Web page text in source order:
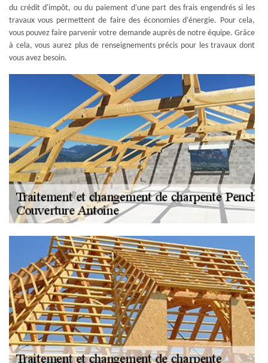
du crédit d'impôt, ou du paiement d'une part des frais engendrés si les
travaux vous permettent de faire des économies d'énergie. Pour cela,
vous pouvez faire parvenir votre demande auprès de notre équipe. Grâce
à cela, vous aurez plus de renseignements précis pour les travaux dont
vous avez besoin.